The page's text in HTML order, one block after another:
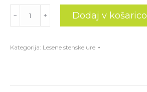
stenska
količina
﹣ ﹢ Dodaj v košarico
Kategorija: Lesene stenske ure